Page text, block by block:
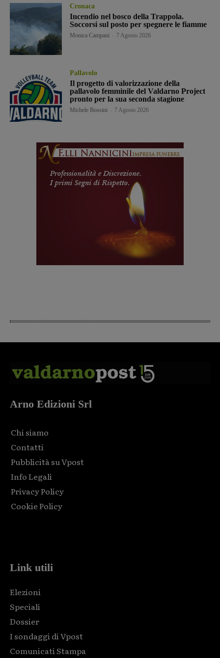
Cronaca
Incendio nel bosco della Trappola.
Soccorsi sul posto per spegnere le fiamme
Monica Campani 7 Agosto 2026
Pallavolo
Il progetto di valorizzazione della
pallavolo femminile del Valdarno Project
pronto per la sua seconda stagione
Michele Bossini 7 Agosto 2026
Arno Edizioni Srl
Chi siamo
Contatti
Pubblicità su Vpost
Info Legali
Privacy Policy
Cookie Policy
Link utili
Elezioni
Speciali
Dossier
I sondaggi di Vpost
Comunicati Stampa